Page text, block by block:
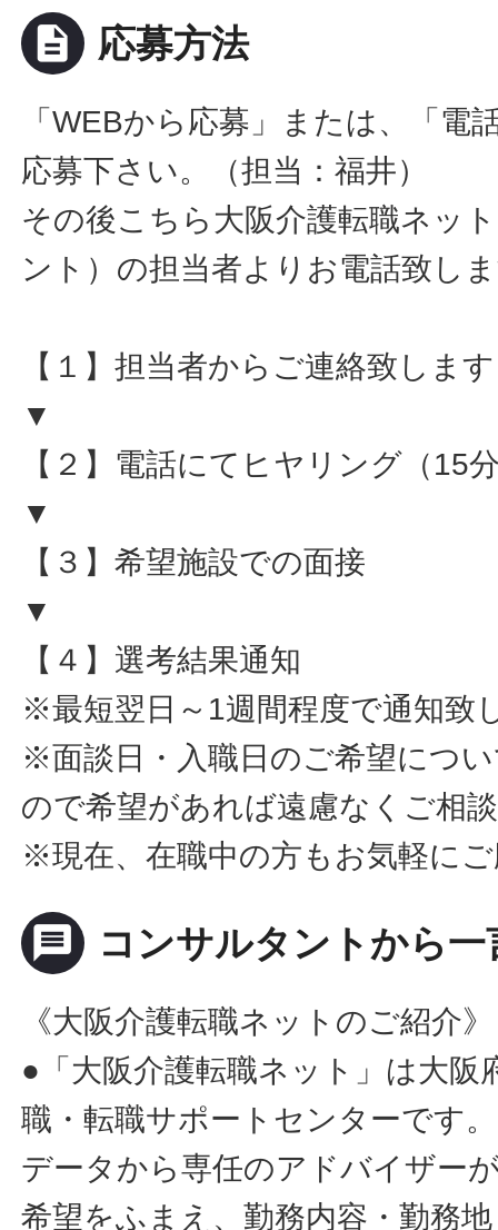
description 応募方法
「WEBから応募」または、「電
応募下さい。（担当：福井）
その後こちら大阪介護転職ネッ
ント）の担当者よりお電話致し
【１】担当者からご連絡致します
▼
【２】電話にてヒヤリング（15
▼
【３】希望施設での面接
▼
【４】選考結果通知
※最短翌日～1週間程度で通知致
※面談日・入職日のご希望につ
ので希望があれば遠慮なくご相
※現在、在職中の方もお気軽に
message コンサルタントから一
《大阪介護転職ネットのご紹介》
●「大阪介護転職ネット」は大阪
職・転職サポートセンターです
データから専任のアドバイザー
希望をふまえ、勤務内容・勤務